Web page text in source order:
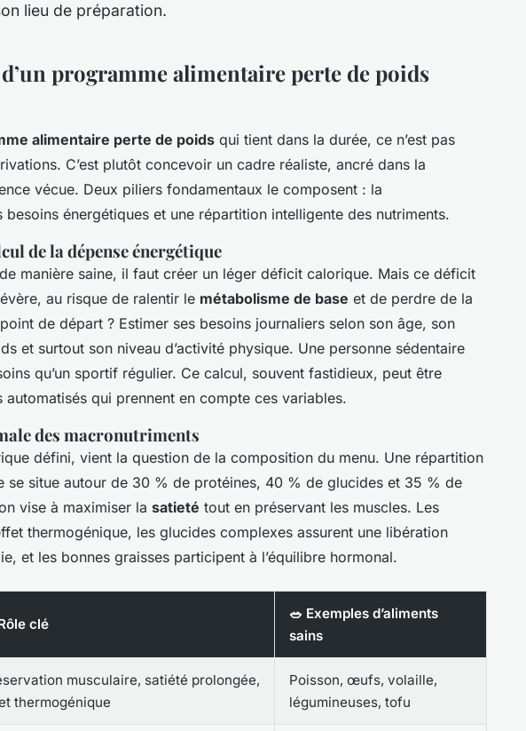
lieu de préparation.
programme alimentaire perte de poids
alimentaire perte de poids qui tient dans la durée, ce n’est pas
C’est plutôt concevoir un cadre réaliste, ancré dans la
vécue. Deux piliers fondamentaux le composent : la
besoins énergétiques et une répartition intelligente des nutriments.
de la dépense énergétique
manière saine, il faut créer un léger déficit calorique. Mais ce déficit
au risque de ralentir le métabolisme de base et de perdre de la
de départ ? Estimer ses besoins journaliers selon son âge, son
et surtout son niveau d’activité physique. Une personne sédentaire
qu’un sportif régulier. Ce calcul, souvent fastidieux, peut être
qui prennent en compte ces variables.
des macronutriments
défini, vient la question de la composition du menu. Une répartition
se situe autour de 30 % de protéines, 40 % de glucides et 35 % de
vise à maximiser la satieté tout en préservant les muscles. Les
thermogénique, les glucides complexes assurent une libération
et les bonnes graisses participent à l’équilibre hormonal.
clé
🥗 Exemples d’aliments
sains
musculaire, satiété prolongée,
thermogénique
Poisson, œufs, volaille,
légumineuses, tofu